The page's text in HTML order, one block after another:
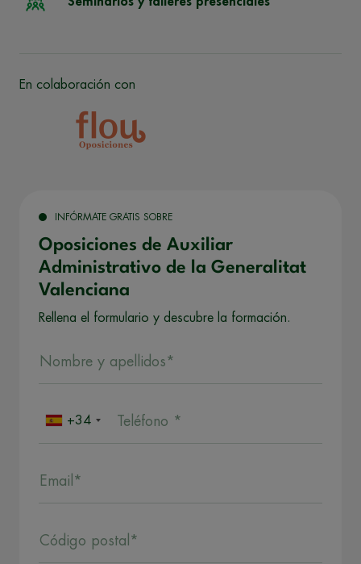
En colaboración con
INFÓRMATE GRATIS SOBRE
Oposiciones de Auxiliar
Administrativo de la Generalitat
Valenciana
Rellena el formulario y descubre la formación.
Nombre y apellidos*
+34 Teléfono *
Email*
Código postal*